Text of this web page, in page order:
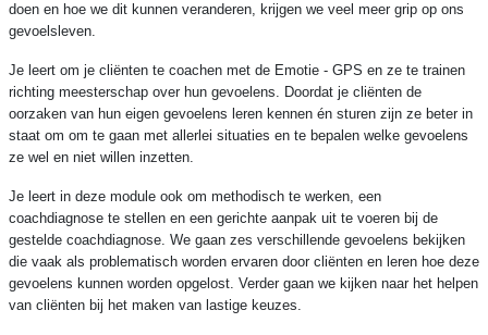
doen en hoe we dit kunnen veranderen, krijgen we veel meer grip op ons
gevoelsleven.
Je leert om je cliënten te coachen met de Emotie - GPS en ze te trainen
richting meesterschap over hun gevoelens. Doordat je cliënten de
oorzaken van hun eigen gevoelens leren kennen én sturen zijn ze beter in
staat om om te gaan met allerlei situaties en te bepalen welke gevoelens
ze wel en niet willen inzetten.
Je leert in deze module ook om methodisch te werken, een
coachdiagnose te stellen en een gerichte aanpak uit te voeren bij de
gestelde coachdiagnose. We gaan zes verschillende gevoelens bekijken
die vaak als problematisch worden ervaren door cliënten en leren hoe deze
gevoelens kunnen worden opgelost. Verder gaan we kijken naar het helpen
van cliënten bij het maken van lastige keuzes.